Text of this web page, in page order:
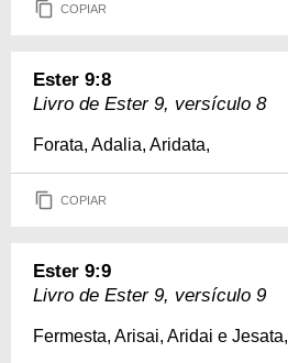
COPIAR
Ester 9:8
Livro de Ester 9, versículo 8
Forata, Adalia, Aridata,
COPIAR
Ester 9:9
Livro de Ester 9, versículo 9
Fermesta, Arisai, Aridai e Jesata,